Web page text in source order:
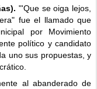
"'Que se oiga lejos,
fue el llamado que
por Movimiento
político y candidato
uno sus propuestas, y
al abanderado de